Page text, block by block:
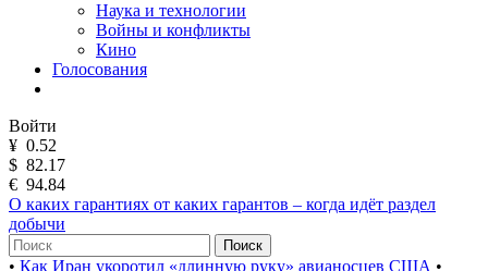
Наука и технологии
Войны и конфликты
Кино
Голосования
Войти
¥ 0.52
$ 82.17
€ 94.84
О каких гарантиях от каких гарантов – когда идёт раздел
добычи
Поиск
• Как Иран укоротил «длинную руку» авианосцев США •